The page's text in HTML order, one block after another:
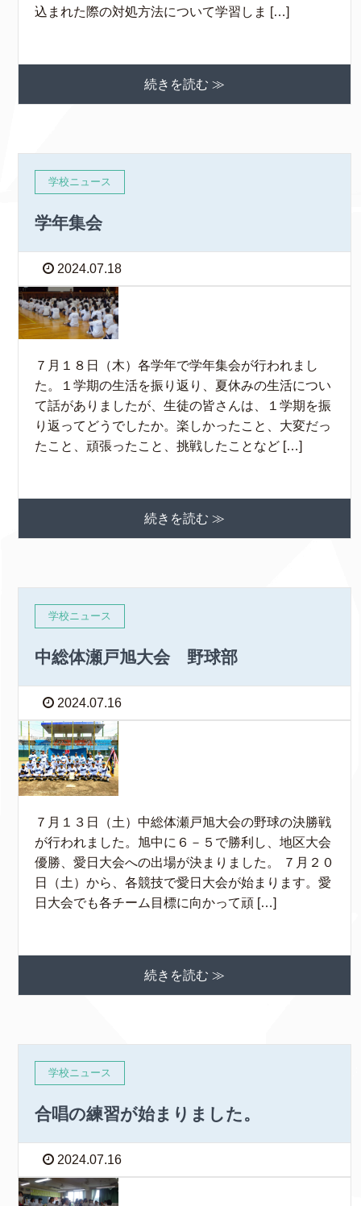
込まれた際の対処方法について学習しま […]
続きを読む ≫
学校ニュース
学年集会
2024.07.18
７月１８日（木）各学年で学年集会が行われまし
た。１学期の生活を振り返り、夏休みの生活につい
て話がありましたが、生徒の皆さんは、１学期を振
り返ってどうでしたか。楽しかったこと、大変だっ
たこと、頑張ったこと、挑戦したことなど […]
続きを読む ≫
学校ニュース
中総体瀬戸旭大会 野球部
2024.07.16
７月１３日（土）中総体瀬戸旭大会の野球の決勝戦
が行われました。旭中に６－５で勝利し、地区大会
優勝、愛日大会への出場が決まりました。 ７月２０
日（土）から、各競技で愛日大会が始まります。愛
日大会でも各チーム目標に向かって頑 […]
続きを読む ≫
学校ニュース
合唱の練習が始まりました。
2024.07.16